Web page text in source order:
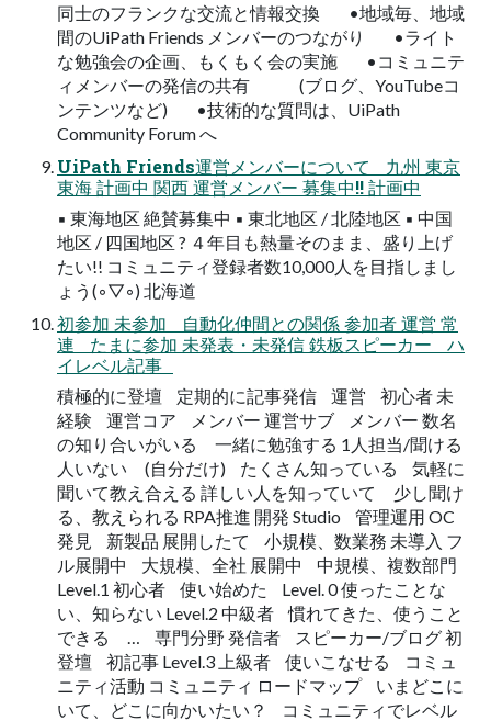
同士のフランクな交流と情報交換 •地域毎、地域
間のUiPath Friends メンバーのつながり •ライト
な勉強会の企画、もくもく会の実施 •コミュニテ
ィメンバーの発信の共有 (ブログ、YouTubeコ
ンテンツなど) •技術的な質問は、UiPath
Community Forum へ
UiPath Friends運営メンバーについて 九州 東京
東海 計画中 関西 運営メンバー 募集中!! 計画中
▪ 東海地区 絶賛募集中 ▪ 東北地区 / 北陸地区 ▪ 中国
地区 / 四国地区 ? ４年目も熱量そのまま、盛り上げ
たい!! コミュニティ登録者数10,000人を目指しまし
ょう(◦▽◦) 北海道
初参加 未参加 自動化仲間との関係 参加者 運営 常
連 たまに参加 未発表・未発信 鉄板スピーカー ハ
イレベル記事
積極的に登壇 定期的に記事発信 運営 初心者 未
経験 運営コア メンバー 運営サブ メンバー 数名
の知り合いがいる 一緒に勉強する 1人担当/聞ける
人いない (自分だけ) たくさん知っている 気軽に
聞いて教え合える 詳しい人を知っていて 少し聞け
る、教えられる RPA推進 開発 Studio 管理運用 OC
発見 新製品 展開したて 小規模、数業務 未導入 フ
ル展開中 大規模、全社 展開中 中規模、複数部門
Level.1 初心者 使い始めた Level. 0 使ったことな
い、知らない Level.2 中級者 慣れてきた、使うこと
できる … 専門分野 発信者 スピーカー/ブログ 初
登壇 初記事 Level.3 上級者 使いこなせる コミュ
ニティ活動 コミュニティ ロードマップ いまどこに
いて、どこに向かいたい？ コミュニティでレベル